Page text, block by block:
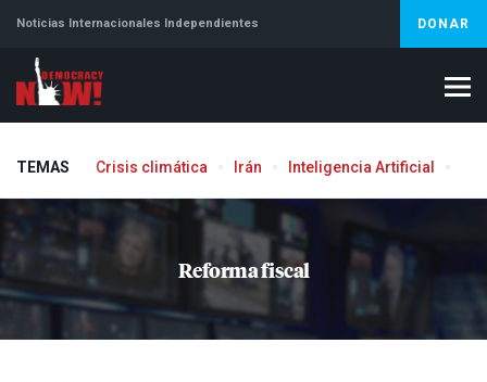
Noticias Internacionales Independientes DONAR
TEMAS Crisis climática Irán Inteligencia Artificial
Reforma fiscal